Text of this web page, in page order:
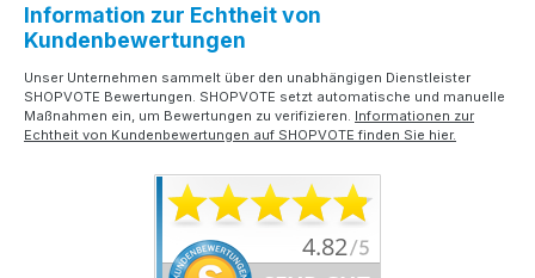
Information zur Echtheit von
Kundenbewertungen
Unser Unternehmen sammelt über den unabhängigen Dienstleister
SHOPVOTE Bewertungen. SHOPVOTE setzt automatische und manuelle
Maßnahmen ein, um Bewertungen zu verifizieren. Informationen zur
Echtheit von Kundenbewertungen auf SHOPVOTE finden Sie hier.